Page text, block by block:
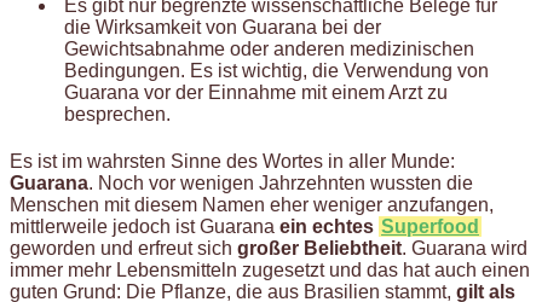
Es gibt nur begrenzte wissenschaftliche Belege für
die Wirksamkeit von Guarana bei der
Gewichtsabnahme oder anderen medizinischen
Bedingungen. Es ist wichtig, die Verwendung von
Guarana vor der Einnahme mit einem Arzt zu
besprechen.
Es ist im wahrsten Sinne des Wortes in aller Munde:
Guarana. Noch vor wenigen Jahrzehnten wussten die
Menschen mit diesem Namen eher weniger anzufangen,
mittlerweile jedoch ist Guarana ein echtes Superfood
geworden und erfreut sich großer Beliebtheit. Guarana wird
immer mehr Lebensmitteln zugesetzt und das hat auch einen
guten Grund: Die Pflanze, die aus Brasilien stammt, gilt als